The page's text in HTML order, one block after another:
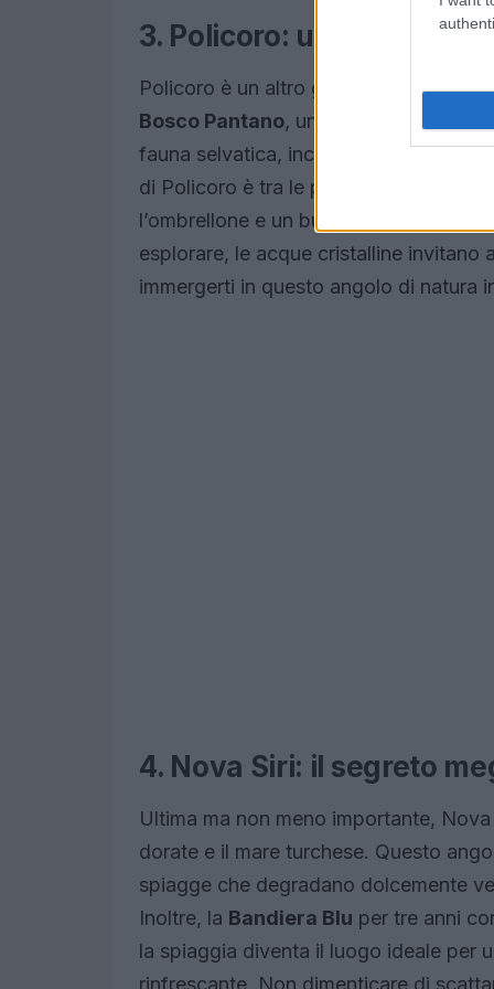
3. Policoro: un paradiso
Policoro è un altro gioiello della costa
Bosco Pantano, un luogo magico
fauna selvatica, incluse le tartarughe
di Policoro è tra le più amate della
l’ombrellone e un buon libro, potrai
esplorare, le acque cristalline invitano
immergerti in questo angolo di natura
4. Nova Siri: il segreto
Ultima ma non meno importante,
dorate e il mare turchese. Questo
spiagge che degradano dolcemente
Inoltre, la Bandiera Blu per tre anni
la spiaggia diventa il luogo ideale per